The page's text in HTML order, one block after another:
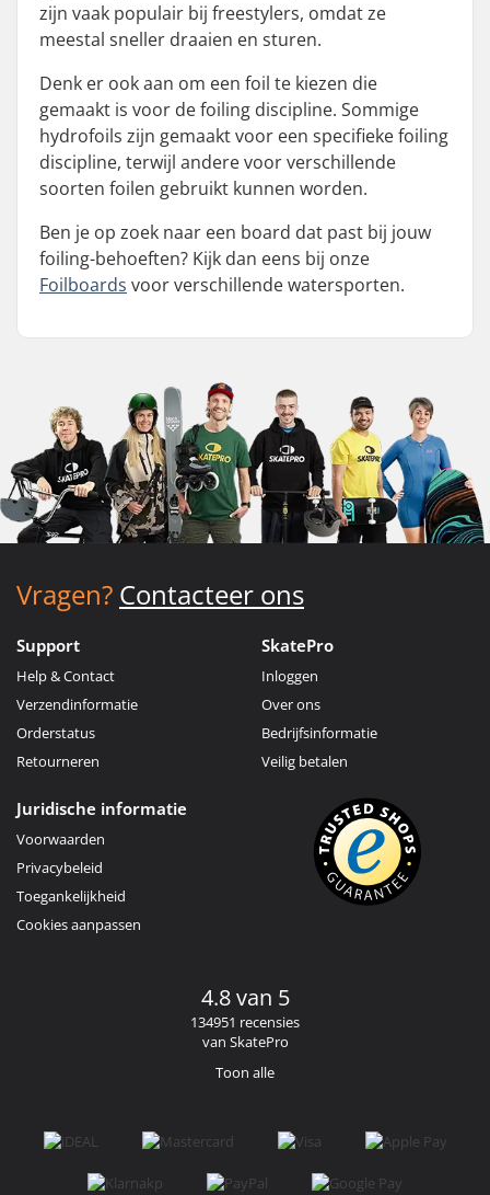
zijn vaak populair bij freestylers, omdat ze
meestal sneller draaien en sturen.
Denk er ook aan om een foil te kiezen die
gemaakt is voor de foiling discipline. Sommige
hydrofoils zijn gemaakt voor een specifieke foiling
discipline, terwijl andere voor verschillende
soorten foilen gebruikt kunnen worden.
Ben je op zoek naar een board dat past bij jouw
foiling-behoeften? Kijk dan eens bij onze
Foilboards voor verschillende watersporten.
Vragen? Contacteer ons
Support
Help & Contact
Verzendinformatie
Orderstatus
Retourneren
SkatePro
Inloggen
Over ons
Bedrijfsinformatie
Veilig betalen
Juridische informatie
Voorwaarden
Privacybeleid
Toegankelijkheid
Cookies aanpassen
4.8 van 5
134951 recensies
van SkatePro
Toon alle